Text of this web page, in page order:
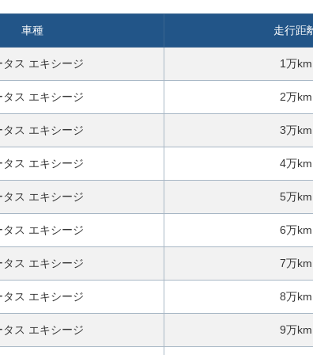
軽
に
ご
相
談
車種 走行距
タス エキシージ 1万km
タス エキシージ 2万km
タス エキシージ 3万km
タス エキシージ 4万km
タス エキシージ 5万km
タス エキシージ 6万km
タス エキシージ 7万km
タス エキシージ 8万km
タス エキシージ 9万km